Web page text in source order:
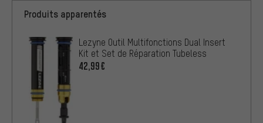
Produits apparentés
Lezyne Outil Multifonctions Dual Insert
Kit et Set de Réparation Tubeless
42,99€